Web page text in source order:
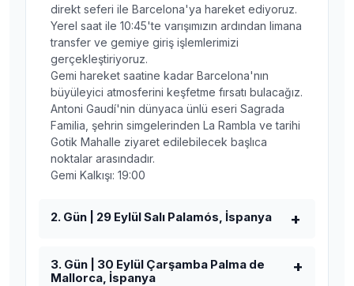
direkt seferi ile Barcelona'ya hareket ediyoruz.
Yerel saat ile 10:45'te varışımızın ardından limana
transfer ve gemiye giriş işlemlerimizi
gerçekleştiriyoruz.
Gemi hareket saatine kadar Barcelona'nın
büyüleyici atmosferini keşfetme fırsatı bulacağız.
Antoni Gaudí'nin dünyaca ünlü eseri Sagrada
Familia, şehrin simgelerinden La Rambla ve tarihi
Gotik Mahalle ziyaret edilebilecek başlıca
noktalar arasındadır.
Gemi Kalkışı: 19:00
2. Gün | 29 Eylül Salı Palamós, İspanya
3. Gün | 30 Eylül Çarşamba Palma de
Mallorca, İspanya